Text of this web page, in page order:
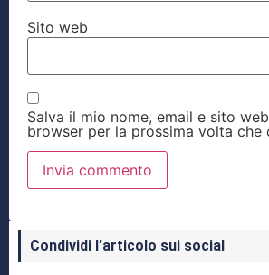
Sito web
Salva il mio nome, email e sito
browser per la prossima volta che
Condividi l'articolo sui social